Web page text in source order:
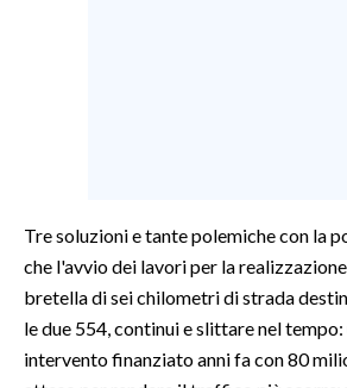
GOSSIP
SALUTE
Tre soluzioni e tante polemiche con la
che l'avvio dei lavori per la
bretella di sei chilometri di strada
le due 554, continui e slittare nel tempo:
intervento finanziato anni fa con 80